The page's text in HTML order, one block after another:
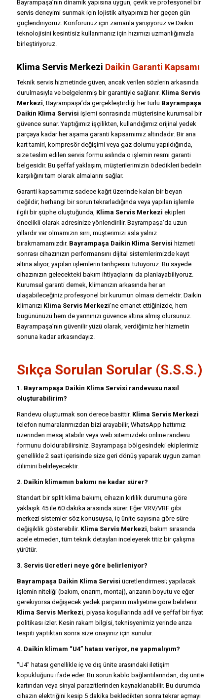
Bayrampaşa’nın dinamik yapısına uygun, çevik ve profesyonel bir
servis deneyimi sunmak için lojistik altyapımızı her geçen gün
güçlendiriyoruz. Konforunuz için zamanla yarışıyoruz ve Daikin
teknolojisini kesintisiz kullanmanız için hızımızı uzmanlığımızla
birleştiriyoruz.
Klima Servis Merkezi Daikin Garanti Kapsamı
Teknik servis hizmetinde güven, ancak verilen sözlerin arkasında
durulmasıyla ve belgelenmiş bir garantiyle sağlanır. Klima Servis
Merkezi , Bayrampaşa’da gerçekleştirdiği her türlü Bayrampaşa
Daikin Klima Servisi işlemi sonrasında müşterisine kurumsal bir
güvence sunar. Yaptığımız işçilikten, kullandığımız orijinal yedek
parçaya kadar her aşama garanti kapsamımız altındadır. Bir ana
kart tamiri, kompresör değişimi veya gaz dolumu yapıldığında,
size teslim edilen servis formu aslında o işlemin resmi garanti
belgesidir. Bu şeffaf yaklaşım, müşterilerimizin ödedikleri bedelin
karşılığını tam olarak almalarını sağlar.
Garanti kapsamımız sadece kağıt üzerinde kalan bir beyan
değildir; herhangi bir sorun tekrarladığında veya yapılan işlemle
ilgili bir şüphe oluştuğunda, Klima Servis Merkezi ekipleri
öncelikli olarak adresinize yönlendirilir. Bayrampaşa’da uzun
yıllardır var olmamızın sırrı, müşterimizi asla yalnız
bırakmamamızdır. Bayrampaşa Daikin Klima Servisi hizmeti
sonrası cihazınızın performansını dijital sistemlerimizde kayıt
altına alıyor, yapılan işlemlerin tarihçesini tutuyoruz. Bu sayede
cihazınızın gelecekteki bakım ihtiyaçlarını da planlayabiliyoruz.
Kurumsal garanti demek, klimanızın arkasında her an
ulaşabileceğiniz profesyonel bir kurumun olması demektir. Daikin
klimanızı Klima Servis Merkezi’ne emanet ettiğinizde, hem
bugününüzü hem de yarınınızı güvence altına almış olursunuz.
Bayrampaşa’nın güvenilir yüzü olarak, verdiğimiz her hizmetin
sonuna kadar arkasındayız.
Sıkça Sorulan Sorular (S.S.S.)
1. Bayrampaşa Daikin Klima Servisi randevusu nasıl
oluşturabilirim?
Randevu oluşturmak son derece basittir. Klima Servis Merkezi
telefon numaralarımızdan bizi arayabilir, WhatsApp hattımız
üzerinden mesaj atabilir veya web sitemizdeki online randevu
formunu doldurabilirsiniz. Bayrampaşa bölgesindeki ekiplerimiz
genellikle 2 saat içerisinde size geri dönüş yaparak uygun zaman
dilimini belirleyecektir.
2. Daikin klimamın bakımı ne kadar sürer?
Standart bir split klima bakımı, cihazın kirlilik durumuna göre
yaklaşık 45 ile 60 dakika arasında sürer. Eğer VRV/VRF gibi
merkezi sistemler söz konusuysa, iç ünite sayısına göre süre
değişiklik gösterebilir. Klima Servis Merkezi , bakım sırasında
acele etmeden, tüm teknik detayları inceleyerek titiz bir çalışma
yürütür.
3. Servis ücretleri neye göre belirleniyor?
Bayrampaşa Daikin Klima Servisi ücretlendirmesi; yapılacak
işlemin niteliği (bakım, onarım, montaj), arızanın boyutu ve eğer
gerekiyorsa değişecek yedek parçanın maliyetine göre belirlenir.
Klima Servis Merkezi , piyasa koşullarında adil ve şeffaf bir fiyat
politikası izler. Kesin rakam bilgisi, teknisyenimiz yerinde arıza
tespiti yaptıktan sonra size onayınız için sunulur.
4. Daikin klimam “U4” hatası veriyor, ne yapmalıyım?
“U4” hatası genellikle iç ve dış ünite arasındaki iletişim
kopukluğunu ifade eder. Bu sorun kablo bağlantılarından, dış ünite
kartından veya sinyal parazitlerinden kaynaklanabilir. Bu durumda
cihazın elektriğini kesip 5 dakika bekledikten sonra tekrar açmayı